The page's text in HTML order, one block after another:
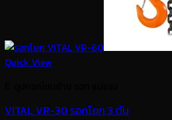
Quick View
VITAL VR-30 รอกโยก 3 ตัน